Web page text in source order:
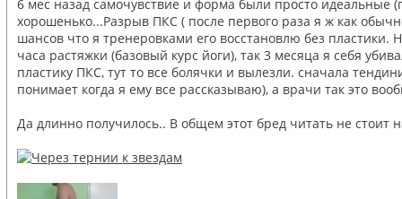
6 мес назад самочувствие и форма были просто идеальные
хорошенько...Разрыв ПКС ( после первого раза я ж как
шансов что я тренеровками его восстановлю без пластики.
часа растяжки (базовый курс йоги), так 3 месяца я себя
пластику ПКС, тут то все болячки и вылезли. сначала
понимает когда я ему все рассказываю), а врачи так это
Да длинно получилось.. В общем этот бред читать не стоит